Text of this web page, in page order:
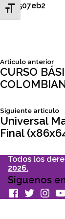
Toggle Font size
0x92507eb2
Articulo anterior
CURSO
Siguiente articulo
Universal
Final
Todos los
2026.
Siguenos
facebook
Twitter